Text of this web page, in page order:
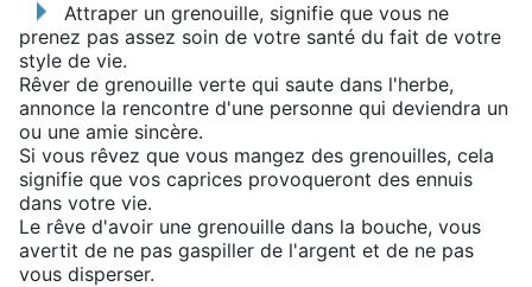
Attraper un grenouille, signifie que vous ne
prenez pas assez soin de votre santé du fait de votre
style de vie.
Rêver de grenouille verte qui saute dans l'herbe,
annonce la rencontre d'une personne qui deviendra un
ou une amie sincère.
Si vous rêvez que vous mangez des grenouilles, cela
signifie que vos caprices provoqueront des ennuis
dans votre vie.
Le rêve d'avoir une grenouille dans la bouche, vous
avertit de ne pas gaspiller de l'argent et de ne pas
vous disperser.